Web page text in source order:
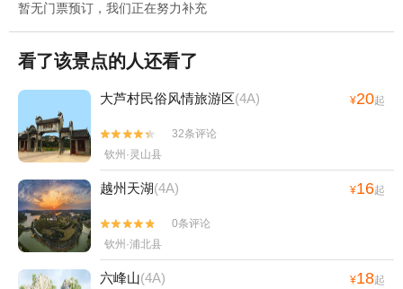
暂无门票预订，我们正在努力补充
看了该景点的人还看了
大芦村民俗风情旅游区(4A) ¥20起


32条评论
钦州·灵山县
越州天湖(4A) ¥16起


0条评论
钦州·浦北县
六峰山(4A) ¥18起